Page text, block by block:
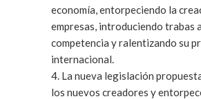
economía, entorpeciendo la
empresas, introduciendo trabas
competencia y ralentizando su
internacional.
4. La nueva legislación
los nuevos creadores y